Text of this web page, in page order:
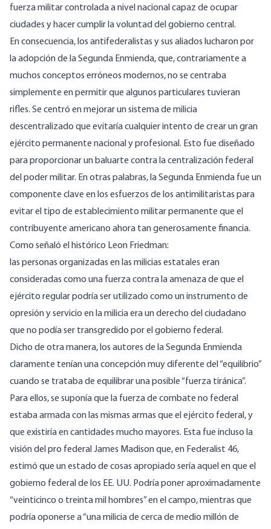
fuerza militar controlada a nivel nacional capaz de ocupar
ciudades y hacer cumplir la voluntad del gobierno central.
En consecuencia, los antifederalistas y sus aliados lucharon por
la adopción de la Segunda Enmienda, que, contrariamente a
muchos conceptos erróneos modernos, no se centraba
simplemente en permitir que algunos particulares tuvieran
rifles. Se centró en mejorar un sistema de milicia
descentralizado que evitaría cualquier intento de crear un gran
ejército permanente nacional y profesional. Esto fue diseñado
para proporcionar un baluarte contra la centralización federal
del poder militar. En otras palabras, la Segunda Enmienda fue un
componente clave en los esfuerzos de los antimilitaristas para
evitar el tipo de establecimiento militar permanente que el
contribuyente americano ahora tan generosamente financia.
Como señaló el histórico Leon Friedman:
las personas organizadas en las milicias estatales eran
consideradas como una fuerza contra la amenaza de que el
ejército regular podría ser utilizado como un instrumento de
opresión y servicio en la milicia era un derecho del ciudadano
que no podía ser transgredido por el gobierno federal.
Dicho de otra manera, los autores de la Segunda Enmienda
claramente tenían una concepción muy diferente del “equilibrio”
cuando se trataba de equilibrar una posible “fuerza tiránica”.
Para ellos, se suponía que la fuerza de combate no federal
estaba armada con las mismas armas que el ejército federal, y
que existiría en cantidades mucho mayores. Esta fue incluso la
visión del pro federal James Madison que, en Federalist 46,
estimó que un estado de cosas apropiado sería aquel en que el
gobierno federal de los EE. UU. Podría poner aproximadamente
“veinticinco o treinta mil hombres” en el campo, mientras que
podría oponerse a “una milicia de cerca de medio millón de